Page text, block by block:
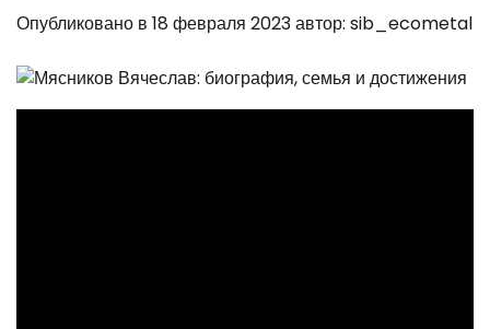
Опубликовано в 18 февраля 2023автор: sib_ecometal